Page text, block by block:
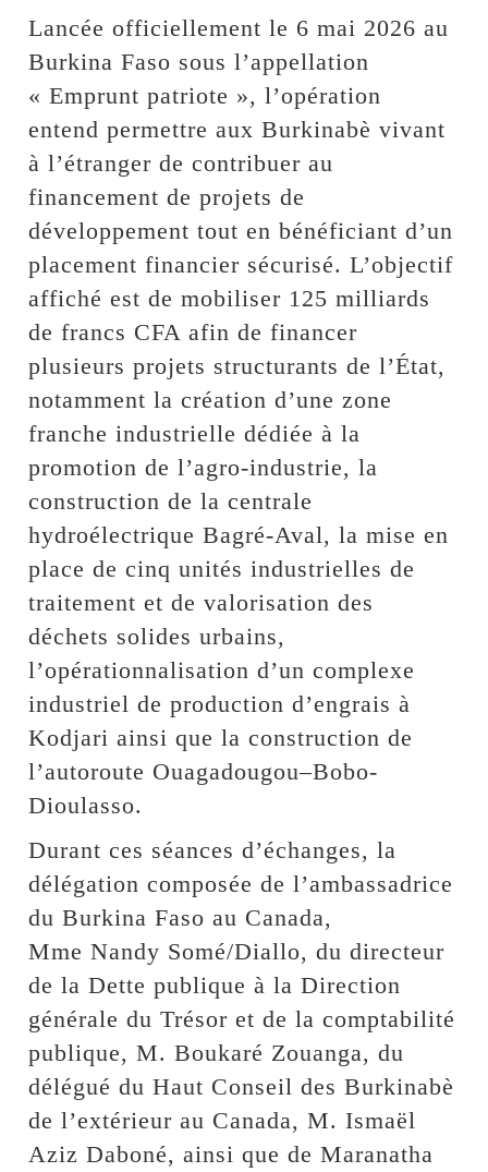
Lancée officiellement le 6 mai 2026 au
Burkina Faso sous l’appellation
« Emprunt patriote », l’opération
entend permettre aux Burkinabè vivant
à l’étranger de contribuer au
financement de projets de
développement tout en bénéficiant d’un
placement financier sécurisé. L’objectif
affiché est de mobiliser 125 milliards
de francs CFA afin de financer
plusieurs projets structurants de l’État,
notamment la création d’une zone
franche industrielle dédiée à la
promotion de l’agro-industrie, la
construction de la centrale
hydroélectrique Bagré-Aval, la mise en
place de cinq unités industrielles de
traitement et de valorisation des
déchets solides urbains,
l’opérationnalisation d’un complexe
industriel de production d’engrais à
Kodjari ainsi que la construction de
l’autoroute Ouagadougou–Bobo-
Dioulasso.
Durant ces séances d’échanges, la
délégation composée de l’ambassadrice
du Burkina Faso au Canada,
Mme Nandy Somé/Diallo, du directeur
de la Dette publique à la Direction
générale du Trésor et de la comptabilité
publique, M. Boukaré Zouanga, du
délégué du Haut Conseil des Burkinabè
de l’extérieur au Canada, M. Ismaël
Aziz Daboné, ainsi que de Maranatha